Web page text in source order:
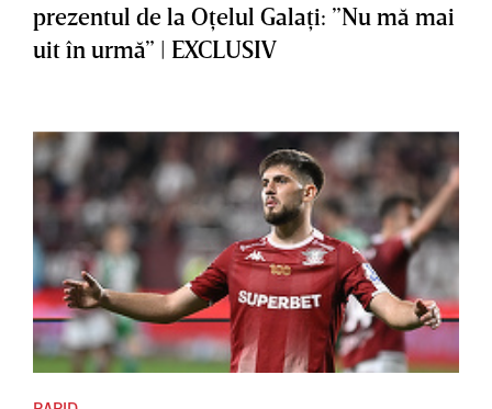
prezentul de la Oţelul Galaţi: ”Nu mă mai
uit în urmă” | EXCLUSIV